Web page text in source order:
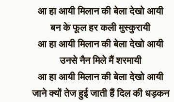
आ हा आयी मिलान की बेला देखो आयी
बन के फूल हर कली मुस्कुरायी
आ हा आयी मिलान की बेला देखो आयी
उनसे नैन मिले मैं शरमायी
आ हा आयी मिलान की बेला देखो आयी
जाने क्यों तेज हुई जाती हैं दिल की धड़कन